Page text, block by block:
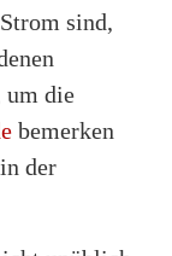
sind,
um die
bemerken
der